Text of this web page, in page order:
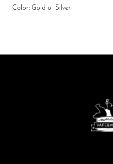
Color: Gold o Silver